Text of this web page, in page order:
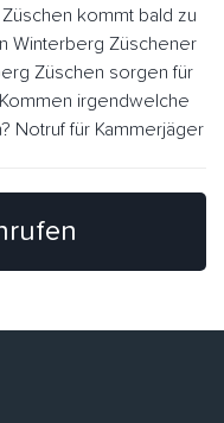
kommt bald zu
Winterberg Züschener
Züschen sorgen für
irgendwelche
Notruf für Kammerjäger